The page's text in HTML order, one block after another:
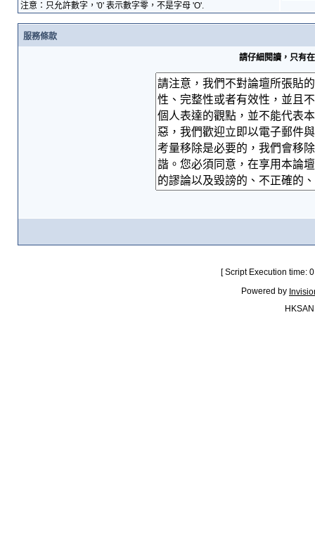
注意：只允許數字，'0' 表示數字零，不是字母 'O'.
服務條款
請仔細閱讀，只有
[ Script Execution time:
Powered by